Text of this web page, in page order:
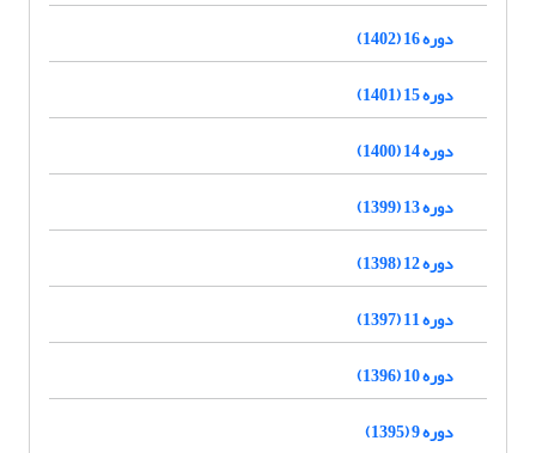
دوره 16 (1402)
دوره 15 (1401)
دوره 14 (1400)
دوره 13 (1399)
دوره 12 (1398)
دوره 11 (1397)
دوره 10 (1396)
دوره 9 (1395)